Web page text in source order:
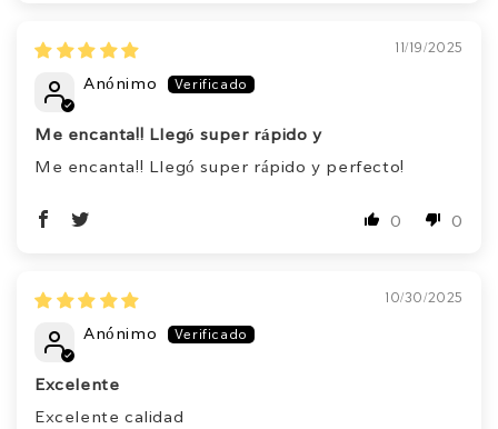
11/19/2025
Anónimo
Me encanta!! Llegó super rápido y
Me encanta!! Llegó super rápido y perfecto!
0 0
10/30/2025
Anónimo
Excelente
Excelente calidad